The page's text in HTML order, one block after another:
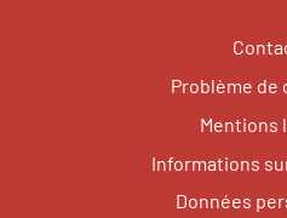
Problème de
Mentions
Informations
Données